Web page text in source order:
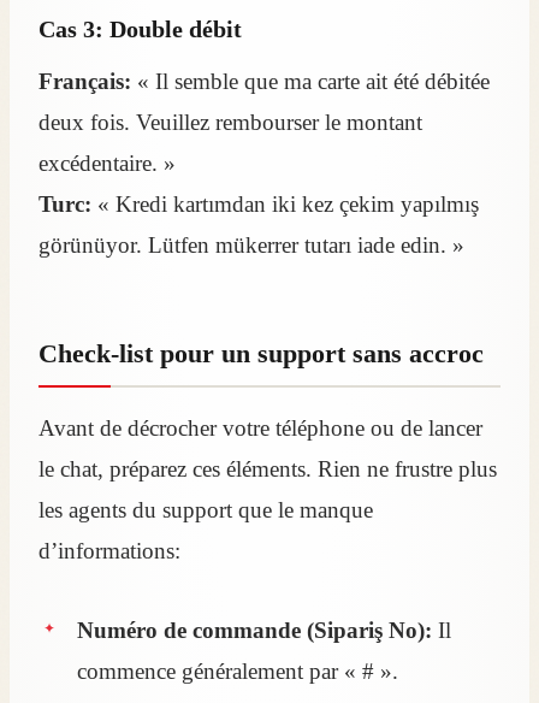
Cas 3: Double débit
Français: « Il semble que ma carte ait été débitée
deux fois. Veuillez rembourser le montant
excédentaire. »
Turc: « Kredi kartımdan iki kez çekim yapılmış
görünüyor. Lütfen mükerrer tutarı iade edin. »
Check-list pour un support sans accroc
Avant de décrocher votre téléphone ou de lancer
le chat, préparez ces éléments. Rien ne frustre plus
les agents du support que le manque
d’informations:
Numéro de commande (Sipariş No): Il
commence généralement par « # ».